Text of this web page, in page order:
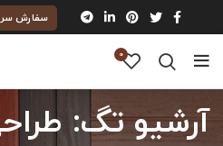
سفارش
0
آرشیو تگ: